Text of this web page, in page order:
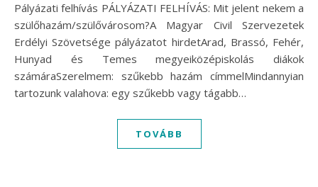
Pályázati felhívás PÁLYÁZATI FELHÍVÁS: Mit jelent nekem a
szülőhazám/szülővárosom?A Magyar Civil Szervezetek
Erdélyi Szövetsége pályázatot hirdetArad, Brassó, Fehér,
Hunyad és Temes megyeiközépiskolás diákok
számáraSzerelmem: szűkebb hazám címmelMindannyian
tartozunk valahova: egy szűkebb vagy tágabb…
TOVÁBB